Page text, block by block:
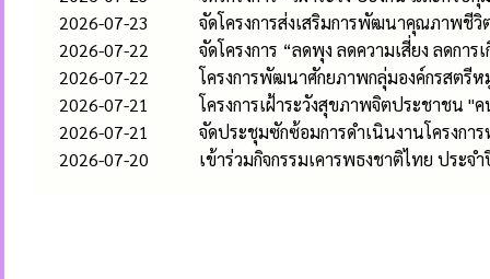
2026-07-23
จัดโครงการส่งเสริมการพัฒนาคุณภาพชี
2026-07-22
จัดโครงการ “ลดพุง ลดความเสี่ยง ลดก
2026-07-22
โครงการพัฒนาศักยภาพกลุ่มองค์กรสตรี
2026-07-21
โครงการเฝ้าระวังสุขภาพจิตประชาชน
2026-07-21
จัดประชุมซักซ้อมการดำเนินงานโครงก
2026-07-20
เข้าร่วมกิจกรรมเคารพธงชาติไทย ประจ